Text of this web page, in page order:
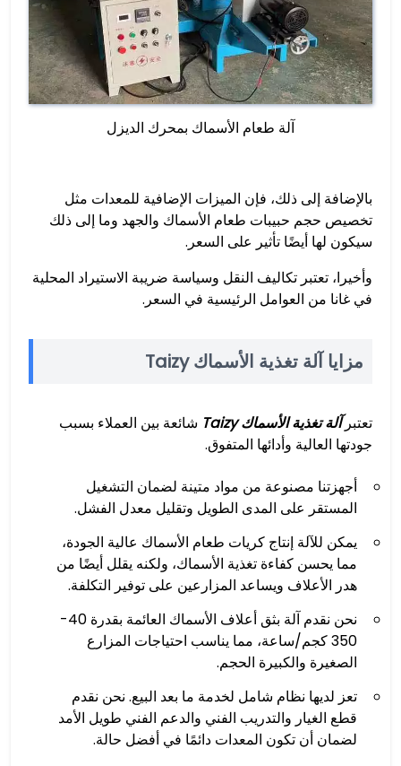
آلة طعام الأسماك بمحرك الديزل
بالإضافة إلى ذلك، فإن الميزات الإضافية للمعدات مثل
تخصيص حجم حبيبات طعام الأسماك والجهد وما إلى ذلك
سيكون لها أيضًا تأثير على السعر.
وأخيرا، تعتبر تكاليف النقل وسياسة ضريبة الاستيراد المحلية
في غانا من العوامل الرئيسية في السعر.
مزايا آلة تغذية الأسماك Taizy
تعتبرآلة تغذية الأسماك Taizy
شائعة بين العملاء بسبب
جودتها العالية وأدائها المتفوق.
أجهزتنا مصنوعة من مواد متينة لضمان التشغيل
المستقر على المدى الطويل وتقليل معدل الفشل.
يمكن للآلة إنتاج كريات طعام الأسماك عالية الجودة،
مما يحسن كفاءة تغذية الأسماك، ولكنه يقلل أيضًا من
هدر الأعلاف ويساعد المزارعين على توفير التكلفة.
نحن نقدم آلة بثق أعلاف الأسماك العائمة بقدرة 40-
350 كجم/ساعة، مما يناسب احتياجات المزارع
الصغيرة والكبيرة الحجم.
تعز لديها نظام شامل لخدمة ما بعد البيع. نحن نقدم
قطع الغيار والتدريب الفني والدعم الفني طويل الأمد
لضمان أن تكون المعدات دائمًا في أفضل حالة.